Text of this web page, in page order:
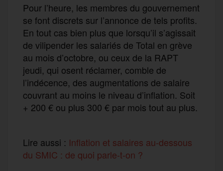
Pour l’heure, les membres du gouvernement
se font discrets sur l’annonce de tels profits.
En tout cas bien plus que lorsqu’il s’agissait
de vilipender les salariés de Total en grève
au mois d’octobre, ou ceux de la RAPT
jeudi, qui osent réclamer, comble de
l’indécence, des augmentations de salaire
couvrant au moins le niveau d’inflation. Soit
+ 200 € ou plus 300 € par mois tout au plus.
Lire aussi : Inflation et salaires au-dessous
du SMIC : de quoi parle-t-on ?